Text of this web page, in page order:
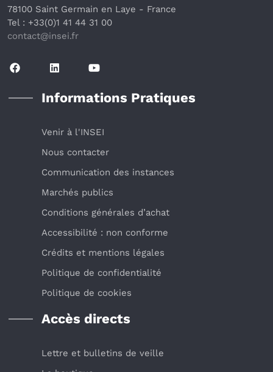
78100 Saint Germain en Laye - France
Tel : +33(0)1 41 44 31 00
contact@insei.fr
Informations Pratiques
Venir à l'INSEI
Nous contacter
Communication des instances
Marchés publics
Conditions générales d’achat
Accessibilité : non conforme
Crédits et mentions légales
Politique de confidentialité
Politique de cookies
Accès directs
Lettre et bulletins de veille